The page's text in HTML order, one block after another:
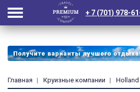
+ 7 (701) 978-
Главная Круизные компании Holland